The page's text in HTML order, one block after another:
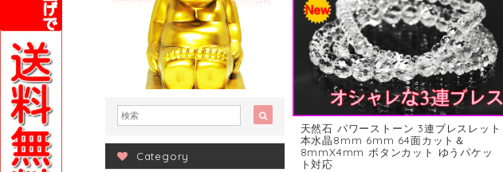
Category
天然石 パワーストーン 3連ブレスレット
本水晶8mm 6mm 64面カット＆
8mmX4mm ボタンカット ゆうパケッ
ト対応